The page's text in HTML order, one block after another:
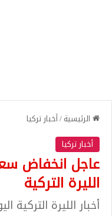
الرئيسية/أخبار تركيا
أخبار تركيا
عاجل انخفاض
الليرة التركية
أخبار الليرة التركية